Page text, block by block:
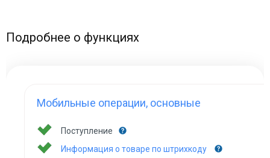
Подробнее о функциях
Мобильные операции, основные
Поступление
Информация о товаре по штрихкоду